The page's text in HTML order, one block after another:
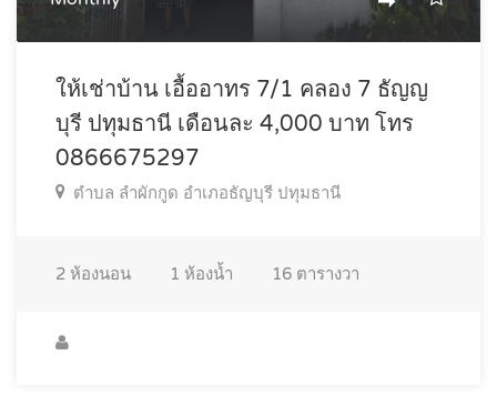
ให้เช่าบ้าน เอื้ออาทร 7/1 คลอง 7 ธัญญ
บุรี ปทุมธานี เดือนละ 4,000 บาท โทร
0866675297
ตำบล ลำผักกูด อำเภอธัญบุรี ปทุมธานี
2 ห้องนอน 1 ห้องน้ำ 16 ตารางวา